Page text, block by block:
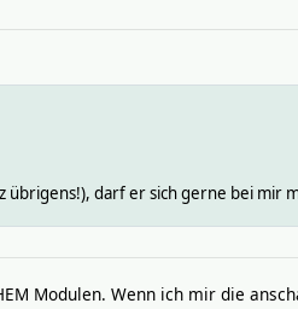
übrigens!), darf er sich gerne bei mir
Modulen. Wenn ich mir die